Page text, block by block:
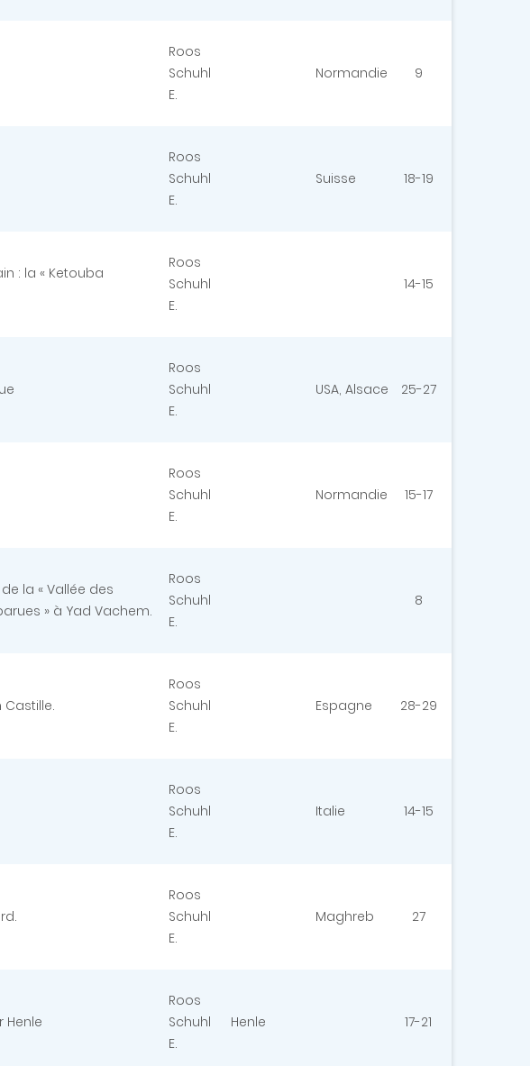
Roos
Schuhl
E.
Normandie 9
Roos
Schuhl
E.
Suisse 18-19
: la « Ketouba
Roos
Schuhl
E.
14-15
Roos
Schuhl
E.
USA, Alsace 25-27
Roos
Schuhl
E.
Normandie 15-17
la « Vallée des
» à Yad Vachem.
Roos
Schuhl
E.
8
Castille.
Roos
Schuhl
E.
Espagne 28-29
Roos
Schuhl
E.
Italie 14-15
Roos
Schuhl
E.
Maghreb 27
Henle
Roos
Schuhl
E.
Henle 17-21